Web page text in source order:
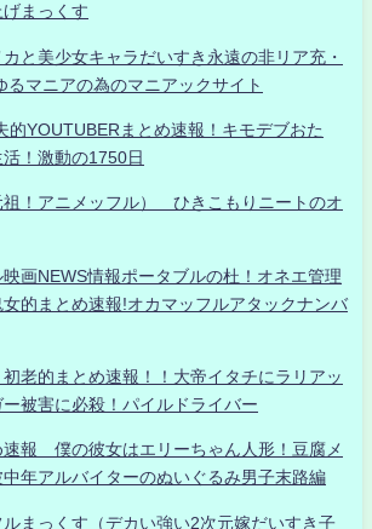
まっくす
と美少女キャラだいすき永遠の非リア充・
るマニアの為のマニアックサイト
的YOUTUBERまとめ速報！キモデブおた
！激動の1750日
祖！アニメッフル） ひきこもりニートのオ
画NEWS情報ポータブルの杜！オネエ管理
女的まとめ速報!オカマッフルアタックナンバ
老的まとめ速報！！大帝イタチにラリアッ
ー被害に必殺！パイルドライバー
速報 僕の彼女はエリーちゃん人形！豆腐メ
年アルバイターのぬいぐるみ男子末路編
まっくす（デカい強い2次元嫁だいすき子